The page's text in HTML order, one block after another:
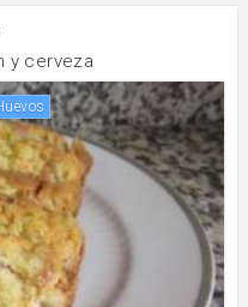
y cerveza
huevos